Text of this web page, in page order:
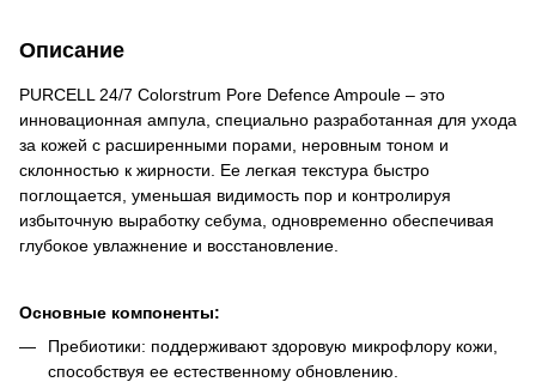
Описание
PURCELL 24/7 Colorstrum Pore Defence Ampoule – это
инновационная ампула, специально разработанная для ухода
за кожей с расширенными порами, неровным тоном и
склонностью к жирности. Ее легкая текстура быстро
поглощается, уменьшая видимость пор и контролируя
избыточную выработку себума, одновременно обеспечивая
глубокое увлажнение и восстановление.
Основные компоненты:
Пребиотики: поддерживают здоровую микрофлору кожи,
способствуя ее естественному обновлению.